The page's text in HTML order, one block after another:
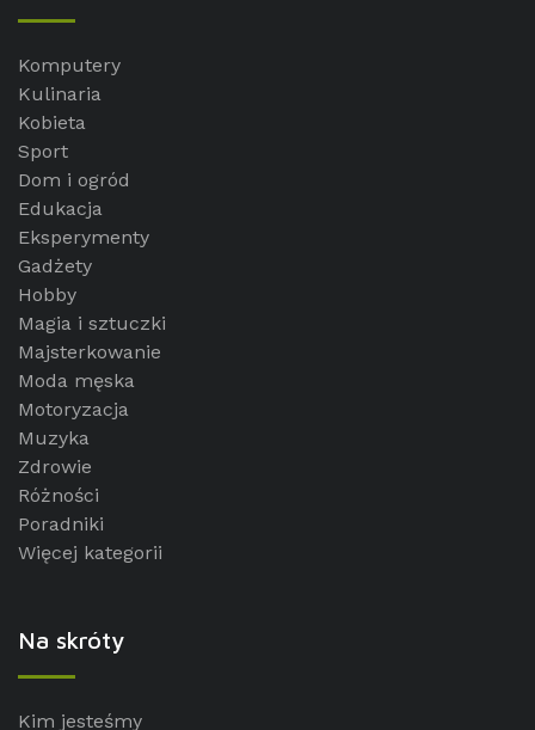
Komputery
Kulinaria
Kobieta
Sport
Dom i ogród
Edukacja
Eksperymenty
Gadżety
Hobby
Magia i sztuczki
Majsterkowanie
Moda męska
Motoryzacja
Muzyka
Zdrowie
Różności
Poradniki
Więcej kategorii
Na skróty
Kim jesteśmy